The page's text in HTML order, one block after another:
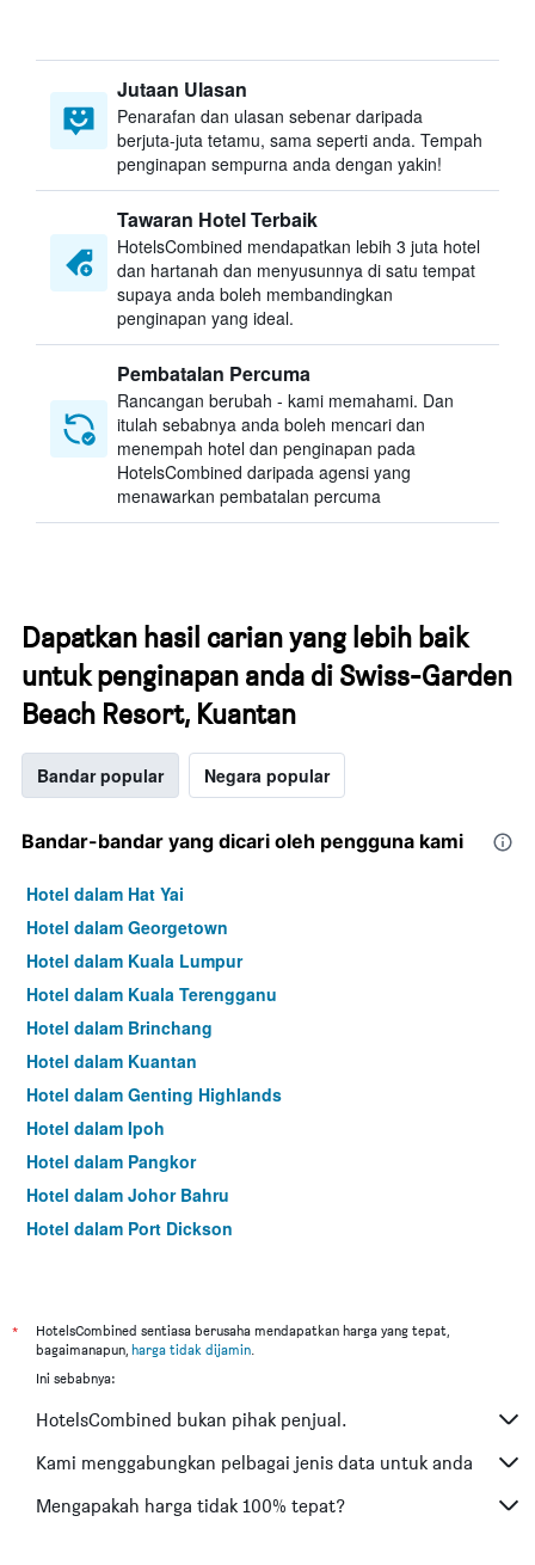
Jutaan Ulasan
Penarafan dan ulasan sebenar daripada
berjuta-juta tetamu, sama seperti anda. Tempah
penginapan sempurna anda dengan yakin!
Tawaran Hotel Terbaik
HotelsCombined mendapatkan lebih 3 juta hotel
dan hartanah dan menyusunnya di satu tempat
supaya anda boleh membandingkan
penginapan yang ideal.
Pembatalan Percuma
Rancangan berubah - kami memahami. Dan
itulah sebabnya anda boleh mencari dan
menempah hotel dan penginapan pada
HotelsCombined daripada agensi yang
menawarkan pembatalan percuma
Dapatkan hasil carian yang lebih baik
untuk penginapan anda di Swiss-Garden
Beach Resort, Kuantan
Bandar popular Negara popular
Bandar-bandar yang dicari oleh pengguna kami
Hotel dalam Hat Yai
Hotel dalam Georgetown
Hotel dalam Kuala Lumpur
Hotel dalam Kuala Terengganu
Hotel dalam Brinchang
Hotel dalam Kuantan
Hotel dalam Genting Highlands
Hotel dalam Ipoh
Hotel dalam Pangkor
Hotel dalam Johor Bahru
Hotel dalam Port Dickson
*
HotelsCombined sentiasa berusaha mendapatkan harga yang tepat,
bagaimanapun, harga tidak dijamin.
Ini sebabnya:
HotelsCombined bukan pihak penjual.
Kami menggabungkan pelbagai jenis data untuk anda
Mengapakah harga tidak 100% tepat?